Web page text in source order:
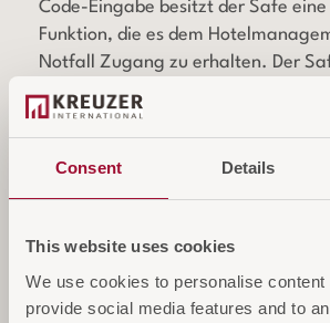
Consent Details
This website uses cookies
We use cookies to personalise content
provide social media features and to
Code-Eingabe besitzt der Safe
Funktion, die es dem
Notfall Zugang zu erhalten. Der
gegen Manipulations- und
geschützt.
Geräumiges Innenleben: Trotz der
Außenmaße bietet der Safe
und andere wichtige Dokumente.
LED-Innenbeleuchtung: Eine